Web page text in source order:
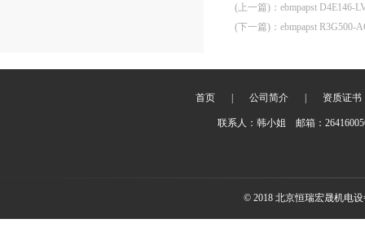
(上一篇) ： ebmpapst D4E146-
(下一篇) ： ebmpapst R3G500-
首页 公司简介 资质证书
联系人：韩小姐 邮箱：
© 2018 北京恒瑞宏晟机电